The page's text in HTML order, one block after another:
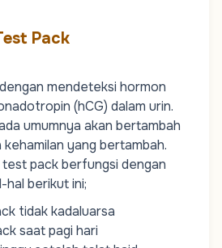
Pack
mendeteksi hormon
(hCG) dalam urin.
umumnya akan bertambah
yang bertambah.
pack berfungsi dengan
hal berikut ini;
tidak kadaluarsa
saat pagi hari